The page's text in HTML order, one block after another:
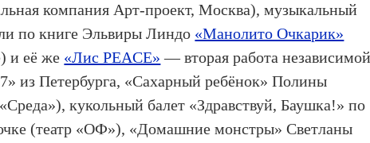
компания Арт-проект, Москва), музыкальный
по книге Эльвиры Линдо «Манолито Очкарик»
и её же «Лис PEACE» — вторая работа
из Петербурга, «Сахарный ребёнок» Полины
кукольный балет «Здравствуй, Баушка!» по
(театр «ОФ»), «Домашние монстры» Светланы